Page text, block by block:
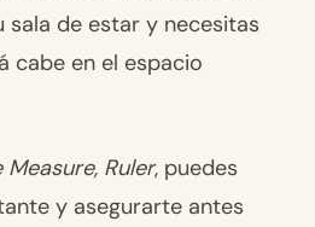
sala de estar y necesitas
cabe en el espacio
Measure, Ruler, puedes
y asegurarte antes